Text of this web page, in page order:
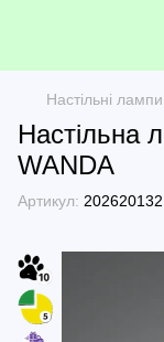
Настільні лампи
Настільна
WANDA
Артикул: 202620132